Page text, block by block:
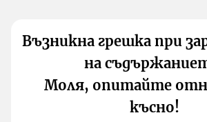
Възникна грешка при
на
Моля, опитайте
късно!